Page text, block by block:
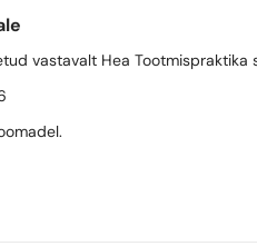
vastavalt Hea Tootmispraktika